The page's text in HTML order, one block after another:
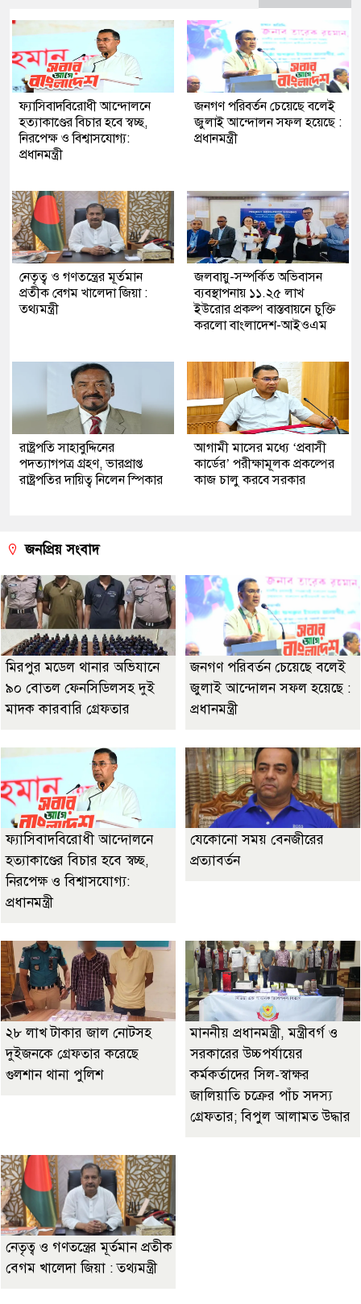
ফ্যাসিবাদবিরোধী আন্দোলনে
হত্যাকাণ্ডের বিচার হবে স্বচ্ছ,
নিরপেক্ষ ও বিশ্বাসযোগ্য:
প্রধানমন্ত্রী
জনগণ পরিবর্তন চেয়েছে বলেই
জুলাই আন্দোলন সফল হয়েছে :
প্রধানমন্ত্রী
নেতৃত্ব ও গণতন্ত্রের মূর্তমান
প্রতীক বেগম খালেদা জিয়া :
তথ্যমন্ত্রী
জলবায়ু-সম্পর্কিত অভিবাসন
ব্যবস্থাপনায় ১১.২৫ লাখ
ইউরোর প্রকল্প বাস্তবায়নে চুক্তি
করলো বাংলাদেশ-আইওএম
রাষ্ট্রপতি সাহাবুদ্দিনের
পদত্যাগপত্র গ্রহণ, ভারপ্রাপ্ত
রাষ্ট্রপতির দায়িত্ব নিলেন স্পিকার
আগামী মাসের মধ্যে ‘প্রবাসী
কার্ডের’ পরীক্ষামূলক প্রকল্পের
কাজ চালু করবে সরকার
জনপ্রিয় সংবাদ
মিরপুর মডেল থানার অভিযানে
৯০ বোতল ফেনসিডিলসহ দুই
মাদক কারবারি গ্রেফতার
জনগণ পরিবর্তন চেয়েছে বলেই
জুলাই আন্দোলন সফল হয়েছে :
প্রধানমন্ত্রী
ফ্যাসিবাদবিরোধী আন্দোলনে
হত্যাকাণ্ডের বিচার হবে স্বচ্ছ,
নিরপেক্ষ ও বিশ্বাসযোগ্য:
প্রধানমন্ত্রী
যেকোনো সময় বেনজীরের
প্রত্যাবর্তন
২৮ লাখ টাকার জাল নোটসহ
দুইজনকে গ্রেফতার করেছে
গুলশান থানা পুলিশ
মাননীয় প্রধানমন্ত্রী, মন্ত্রীবর্গ ও
সরকারের উচ্চপর্যায়ের
কর্মকর্তাদের সিল-স্বাক্ষর
জালিয়াতি চক্রের পাঁচ সদস্য
গ্রেফতার; বিপুল আলামত উদ্ধার
নেতৃত্ব ও গণতন্ত্রের মূর্তমান প্রতীক
বেগম খালেদা জিয়া : তথ্যমন্ত্রী